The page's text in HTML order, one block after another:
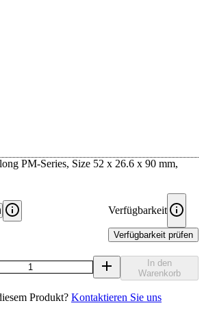
PM-Series, Size 52 x 26.6 x 90 mm,
Verfügbarkeit
Verfügbarkeit prüfen
In den
Warenkorb
Produkt? Kontaktieren Sie uns